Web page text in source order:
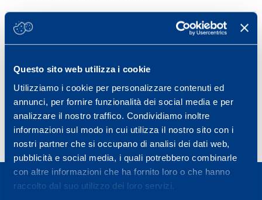
Questo sito web utilizza i cookie
Utilizziamo i cookie per personalizzare contenuti ed
annunci, per fornire funzionalità dei social media e per
analizzare il nostro traffico. Condividiamo inoltre
informazioni sul modo in cui utilizza il nostro sito con i
nostri partner che si occupano di analisi dei dati web,
pubblicità e social media, i quali potrebbero combinarle
con altre informazioni che ha fornito loro o che hanno
raccolto dal suo utilizzo dei loro servizi.
ESERCIZIO FISICO
Condividi